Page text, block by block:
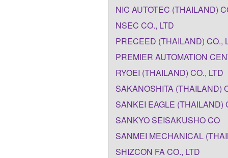
NIC AUTOTEC (THAILAND)
NSEC CO., LTD
PRECEED (THAILAND) CO.,
PREMIER AUTOMATION
RYOEI (THAILAND) CO., LTD
SAKANOSHITA (THAILAND)
SANKEI EAGLE (THAILAND)
SANKYO SEISAKUSHO CO
SANMEI MECHANICAL
SHIZCON FA CO., LTD